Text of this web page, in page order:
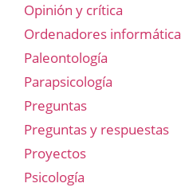
Opinión y crítica
Ordenadores informática
Paleontología
Parapsicología
Preguntas
Preguntas y respuestas
Proyectos
Psicología